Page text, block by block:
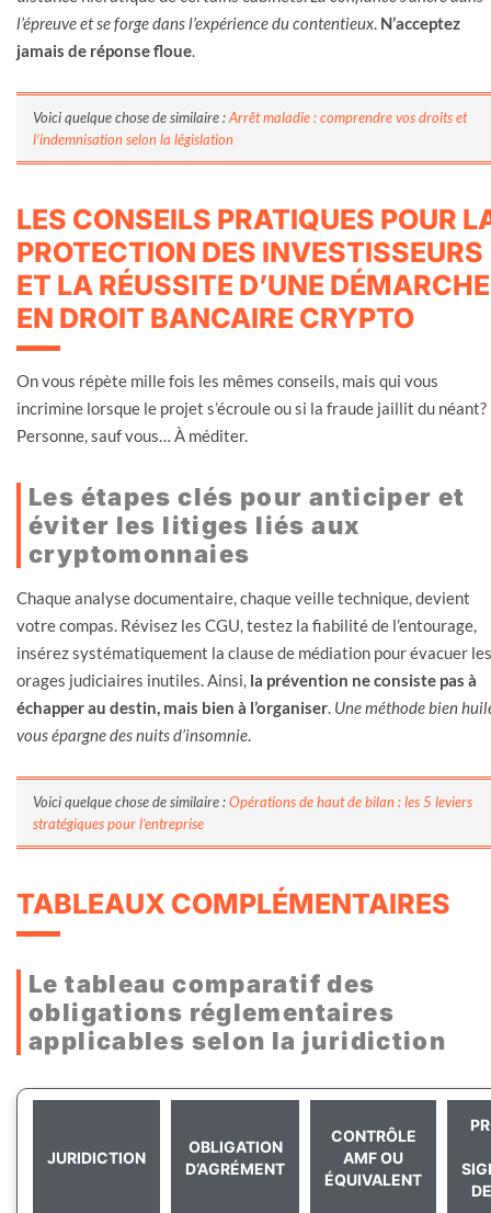
l’épreuve et se forge dans l’expérience du contentieux. N’acceptez
jamais de réponse floue.
Voici quelque chose de similaire :Arrêt maladie : comprendre vos droits et
l’indemnisation selon la législation
LES CONSEILS PRATIQUES POUR
PROTECTION DES INVESTISSEURS
ET LA RÉUSSITE D’UNE DÉMARCHE
EN DROIT BANCAIRE CRYPTO
On vous répète mille fois les mêmes conseils, mais qui vous
incrimine lorsque le projet s’écroule ou si la fraude jaillit du néant?
Personne, sauf vous… À méditer.
Les étapes clés pour anticiper et
éviter les litiges liés aux
cryptomonnaies
Chaque analyse documentaire, chaque veille technique, devient
votre compas. Révisez les CGU, testez la fiabilité de l’entourage,
insérez systématiquement la clause de médiation pour évacuer les
orages judiciaires inutiles. Ainsi, la prévention ne consiste pas à
échapper au destin, mais bien à l’organiser. Une méthode bien
vous épargne des nuits d’insomnie.
Voici quelque chose de similaire :Opérations de haut de bilan : les 5 leviers
stratégiques pour l’entreprise
TABLEAUX COMPLÉMENTAIRES
Le tableau comparatif des
obligations réglementaires
applicables selon la juridiction
JURIDICTION
OBLIGATION
D’AGRÉMENT
CONTRÔLE
AMF OU
ÉQUIVALENT